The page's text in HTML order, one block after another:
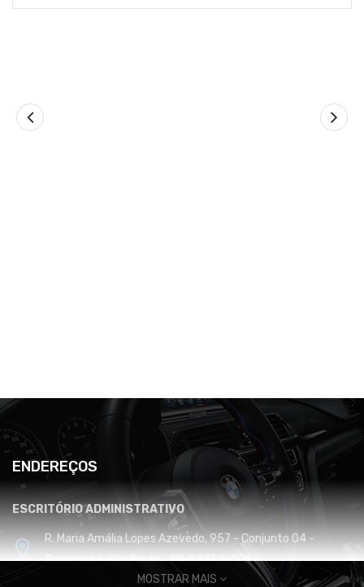
ENDEREÇOS
ESCRITÓRIO ADMINISTRATIVO
R. Maria Amália Lopes Azevedo, 957 - Conjunto 04 -
Tremembé, São Paulo - SP, 02350-001
MOSTRAR MAIS